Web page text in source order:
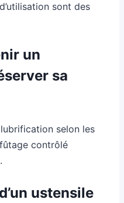
sont des
un
sa
selon les
contrôlé
ustensile